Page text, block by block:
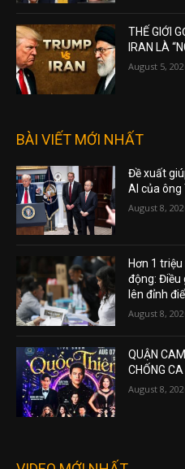
THẾ GIỚI
IRAN LÀ
August 5,
BÀI VIẾT MỚI NHẤT
Đề xuất
AI của ông
August 8,
Hơn 1
động: Điều
lên đỉnh
August 8,
QUẬN
CHỐNG
August 8,